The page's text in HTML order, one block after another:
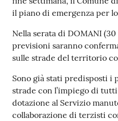
e
t
a
M
e
t
e
o
il piano di emergenza per
Nella serata di DOMANI
previsioni saranno
sulle strade del territorio
Sono già stati predisposti i
strade con l’impiego di
dotazione al Servizio
collaborazione di terzisti